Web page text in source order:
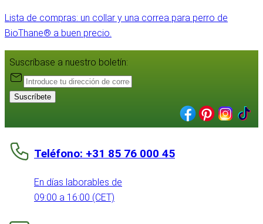
Lista de compras: un collar y una correa para perro de
BioThane® a buen precio.
Suscríbase a nuestro boletín:
Suscríbete
Teléfono: +31 85 76 000 45
En días laborables de
09:00 a 16:00 (CET)